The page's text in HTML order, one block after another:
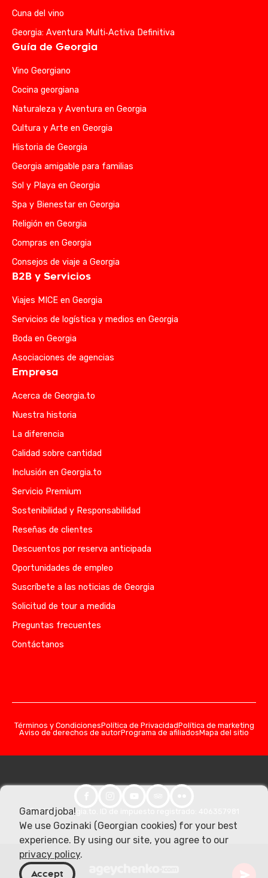
Cuna del vino
Georgia: Aventura Multi‑Activa Definitiva
Guía de Georgia
Vino Georgiano
Cocina georgiana
Naturaleza y Aventura en Georgia
Cultura y Arte en Georgia
Historia de Georgia
Georgia amigable para familias
Sol y Playa en Georgia
Spa y Bienestar en Georgia
Religión en Georgia
Compras en Georgia
Consejos de viaje a Georgia
B2B y Servicios
Viajes MICE en Georgia
Servicios de logística y medios en Georgia
Boda en Georgia
Asociaciones de agencias
Empresa
Acerca de Georgia.to
Nuestra historia
La diferencia
Calidad sobre cantidad
Inclusión en Georgia.to
Servicio Premium
Sostenibilidad y Responsabilidad
Reseñas de clientes
Descuentos por reserva anticipada
Oportunidades de empleo
Suscríbete a las noticias de Georgia
Solicitud de tour a medida
Preguntas frecuentes
Contáctanos
Términos y CondicionesPolítica de PrivacidadPolítica de marketing
Aviso de derechos de autorPrograma de afiliadosMapa del sitio
© 2026 Georgia.to. ID de impuesto registrado: 406357981
Gamardjoba!
We use Gozinaki (Georgian cookies) for your best
experience. By using our site, you agree to our
privacy policy.
Accept